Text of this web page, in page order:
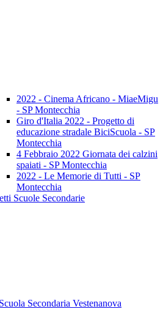
2022 - Cinema Africano - MiaeMigu
- SP Montecchia
Giro d'Italia 2022 - Progetto di
educazione stradale BiciScuola - SP
Montecchia
4 Febbraio 2022 Giornata dei calzini
spaiati - SP Montecchia
2022 - Le Memorie di Tutti - SP
Montecchia
Scuole Secondarie
Secondaria Vestenanova